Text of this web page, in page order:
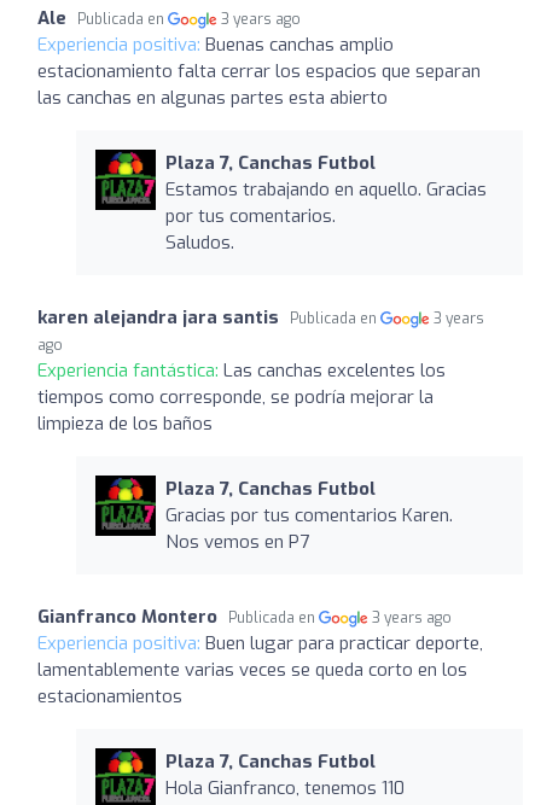
Ale Publicada en 3 years ago
Experiencia positiva: Buenas canchas amplio
estacionamiento falta cerrar los espacios que separan
las canchas en algunas partes esta abierto
Plaza 7, Canchas Futbol
Estamos trabajando en aquello. Gracias
por tus comentarios.
Saludos.
karen alejandra jara santis Publicada en
3 years
ago
Experiencia fantástica: Las canchas excelentes los
tiempos como corresponde, se podría mejorar la
limpieza de los baños
Plaza 7, Canchas Futbol
Gracias por tus comentarios Karen.
Nos vemos en P7
Gianfranco Montero Publicada en 3 years ago
Experiencia positiva: Buen lugar para practicar deporte,
lamentablemente varias veces se queda corto en los
estacionamientos
Plaza 7, Canchas Futbol
Hola Gianfranco, tenemos 110